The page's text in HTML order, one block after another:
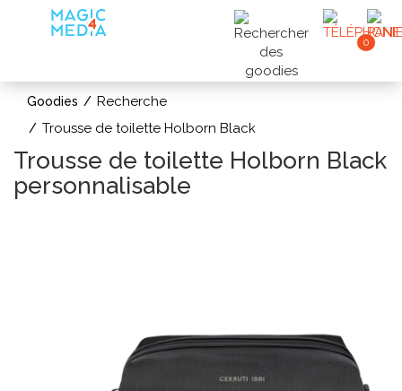
0
Goodies
Recherche
Trousse de toilette Holborn Black
Trousse de toilette Holborn Black
personnalisable